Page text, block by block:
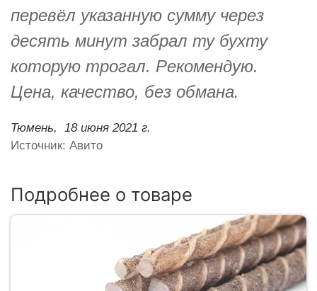
перевёл указанную сумму через
десять минут забрал ту бухту
которую трогал. Рекомендую.
Цена, качество, без обмана.
Тюмень,
18 июня 2021 г.
Источник: Авито
Подробнее о товаре